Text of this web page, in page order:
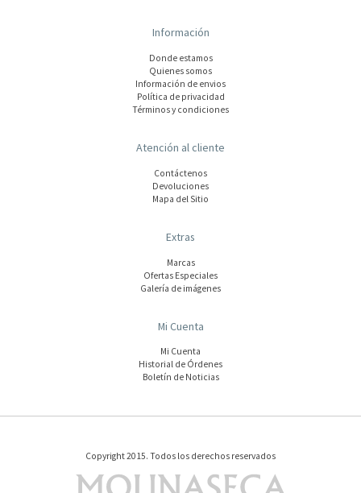
Información
Donde estamos
Quienes somos
Información de envios
Polí­tica de privacidad
Términos y condiciones
Atención al cliente
Contáctenos
Devoluciones
Mapa del Sitio
Extras
Marcas
Ofertas Especiales
Galería de imágenes
Mi Cuenta
Mi Cuenta
Historial de Órdenes
Boletín de Noticias
Copyright 2015. Todos los derechos reservados